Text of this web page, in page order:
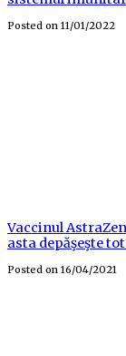
Posted on 11/01/2022
Vaccinul
asta depăşeşte
Posted on 16/04/2021